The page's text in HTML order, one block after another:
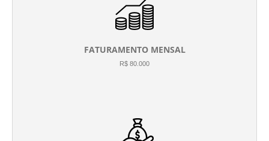
FATURAMENTO MENSAL
R$ 80.000